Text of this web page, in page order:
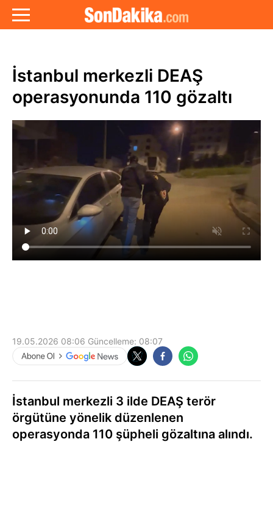
İstanbul merkezli DEAŞ
operasyonunda 110 gözaltı
19.05.2026 08:06 Güncelleme: 08:07
İstanbul merkezli 3 ilde DEAŞ terör
örgütüne yönelik düzenlenen
operasyonda 110 şüpheli gözaltına alındı.